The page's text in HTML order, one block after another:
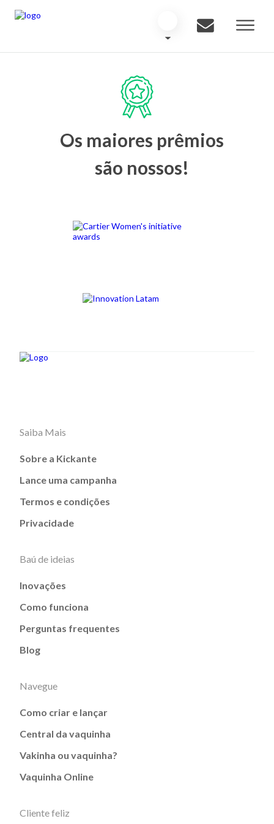
Os maiores prêmios
são nossos!
Saiba Mais
Sobre a Kickante
Lance uma campanha
Termos e condições
Privacidade
Baú de ideias
Inovações
Como funciona
Perguntas frequentes
Blog
Navegue
Como criar e lançar
Central da vaquinha
Vakinha ou vaquinha?
Vaquinha Online
Cliente feliz